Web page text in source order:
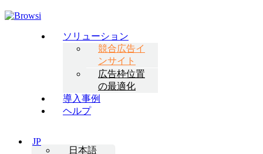
Gain control of your digital real-estate.
ソリューション
競合広告イ
ンサイト
広告枠位置
の最適化
導入事例
ヘルプ
JP
日本語